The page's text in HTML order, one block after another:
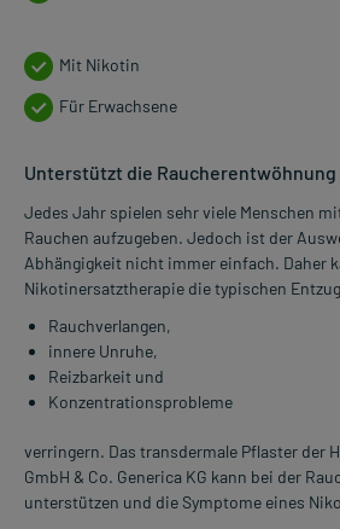
Mit Nikotin
Für Erwachsene
Unterstützt die Raucherentwöhnung
Jedes Jahr spielen sehr viele Menschen
Rauchen aufzugeben. Jedoch ist der
Abhängigkeit nicht immer einfach. Daher
Nikotinersatztherapie die typischen
Rauchverlangen,
innere Unruhe,
Reizbarkeit und
Konzentrationsprobleme
verringern. Das transdermale Pflaster der
GmbH & Co. Generica KG kann bei der
unterstützen und die Symptome eines